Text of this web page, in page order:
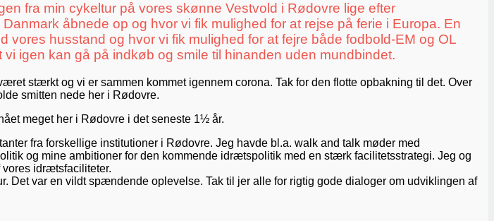
fra min cykeltur på vores skønne Vestvold i Rødovre lige efter
åbnede op og hvor vi fik mulighed for at rejse på ferie i Europa. En
husstand og hvor vi fik mulighed for at fejre både fodbold-EM og OL
igen kan gå på indkøb og smile til hinanden uden mundbindet.
stærkt og vi er sammen kommet igennem corona. Tak for den flotte opbakning til det. Over
smitten nede her i Rødovre.
meget her i Rødovre i det seneste 1½ år.
fra forskellige institutioner i Rødovre. Jeg havde bl.a. walk and talk møder med
og mine ambitioner for den kommende idrætspolitik med en stærk facilitetsstrategi. Jeg og
idrætsfaciliteter.
Det var en vildt spændende oplevelse. Tak til jer alle for rigtig gode dialoger om udviklingen af